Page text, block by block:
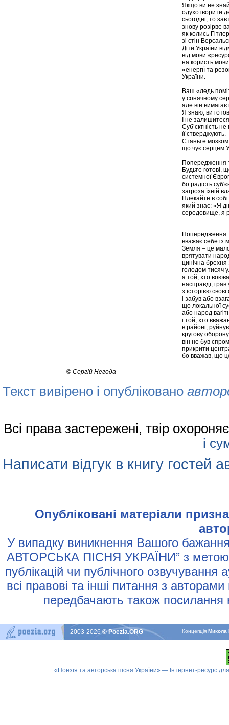
Якщо ви не
одухотворити
сьогодні, то
знову розірве
як колись
зі стін
Діти України
від мови
на користь мови
«енергії та
України.
Ваш «ледь
у сонячному
але він
Я знаю, ви
І не
Суб’єктність
її стверджують.
Станьте
що чує серцем
Попередження
Будьте готові,
системної
бо радість
загроза їхній
Плекайте в собі
який знає: «Я
середовище, я
Попередження
вважає себе із
Земля – це
врятувати
цинічна брехня
голодом тисяч
а той, хто
насправді, грав
з історією своєї
і забув або
що локальної
або народ
і той, хто
в районі,
кругову
він не був
прикрити
бо вважав, що
© Сергій Негода
Текст вивірено і опубліковано
Всі права застережені, твір
і
Написати відгук в книгу гостей
Опублiкованi матерiали
У випадку виникнення Вашого
АВТОРСЬКА ПIСНЯ УКРАЇНИ” з метою
публiкацiй чи публiчного
всi правовi та iншi питання з
передбачають також
КонцепцiяМикола
2003-2026© Poezia.ORG
«Поезія та авторська пісня України» — Інтернет-ресурс